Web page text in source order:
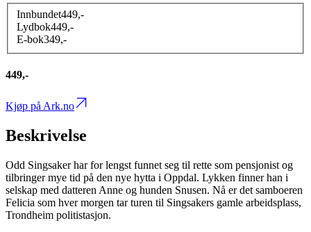
Innbundet449,-
Lydbok449,-
E-bok349,-
449,-
Kjøp på Ark.no
Beskrivelse
Odd Singsaker har for lengst funnet seg til rette som pensjonist og
tilbringer mye tid på den nye hytta i Oppdal. Lykken finner han i
selskap med datteren Anne og hunden Snusen. Nå er det samboeren
Felicia som hver morgen tar turen til Singsakers gamle arbeidsplass,
Trondheim politistasjon.